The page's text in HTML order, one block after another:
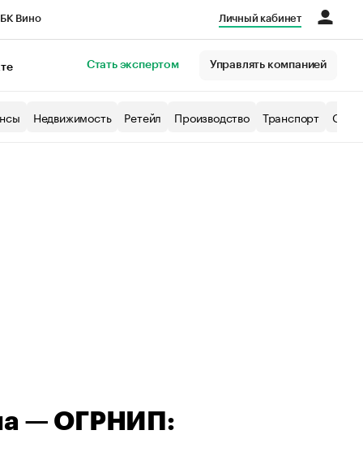
Вино Личный кабинет
Стать экспертом Управлять компанией
Недвижимость Ретейл Производство Транспорт
— ОГРНИП: